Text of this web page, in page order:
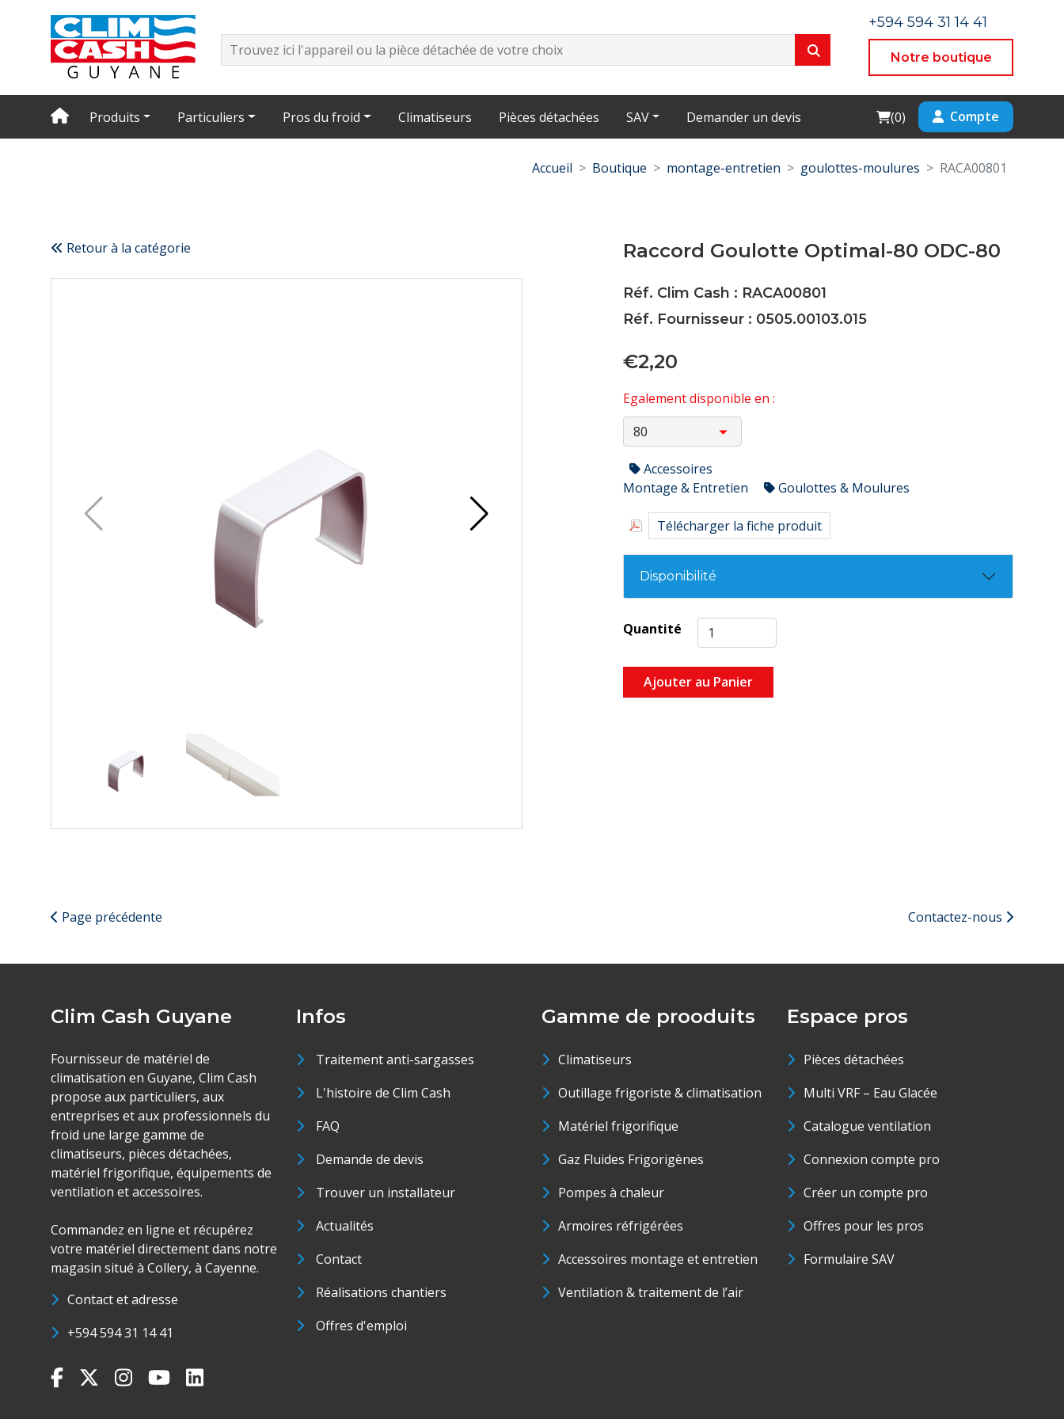
+594 594 31 14 41
Notre boutique
Produits Particuliers Pros du froid Climatiseurs Pièces détachées SAV Demander un devis Cart
(0) Compte
Accueil Boutique montage-entretien goulottes-moulures RACA00801
Retour à la catégorie Raccord Goulotte Optimal-80 ODC-80
Réf. Clim Cash : RACA00801
Réf. Fournisseur : 0505.00103.015
€2,20
Egalement disponible en :
Accessoires
Montage & Entretien
Goulottes & Moulures
Télécharger la fiche produit
Disponibilité
Quantité
Ajouter au Panier
Page précédente Contactez-nous
Clim Cash Guyane
Fournisseur de matériel de
climatisation en Guyane, Clim Cash
propose aux particuliers, aux
entreprises et aux professionnels du
froid une large gamme de
climatiseurs, pièces détachées,
matériel frigorifique, équipements de
ventilation et accessoires.
Commandez en ligne et récupérez
votre matériel directement dans notre
magasin situé à Collery, à Cayenne.
Contact et adresse
+594 594 31 14 41
Infos
Traitement anti-sargasses
L'histoire de Clim Cash
FAQ
Demande de devis
Trouver un installateur
Actualités
Contact
Réalisations chantiers
Offres d'emploi
Gamme de prooduits
Climatiseurs
Outillage frigoriste & climatisation
Matériel frigorifique
Gaz Fluides Frigorigènes
Pompes à chaleur
Armoires réfrigérées
Accessoires montage et entretien
Ventilation & traitement de l’air
Espace pros
Pièces détachées
Multi VRF – Eau Glacée
Catalogue ventilation
Connexion compte pro
Créer un compte pro
Offres pour les pros
Formulaire SAV